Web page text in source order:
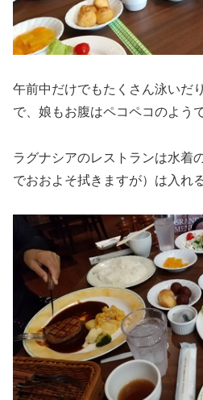
午前中だけでもたくさん泳いだ
で、娘もお腹はペコペコのよう
ラグナシアのレストランは水着
でおおよそ拭きますが）は入れ